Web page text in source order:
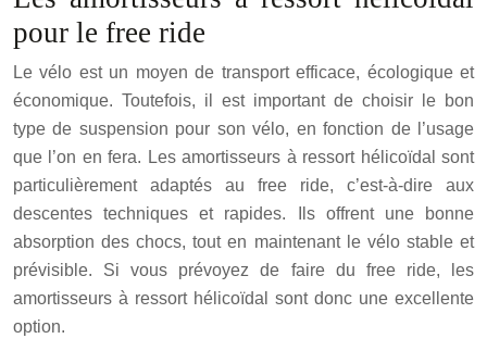
pour le free ride
Le vélo est un moyen de transport efficace, écologique et
économique. Toutefois, il est important de choisir le bon
type de suspension pour son vélo, en fonction de l’usage
que l’on en fera. Les amortisseurs à ressort hélicoïdal sont
particulièrement adaptés au free ride, c’est-à-dire aux
descentes techniques et rapides. Ils offrent une bonne
absorption des chocs, tout en maintenant le vélo stable et
prévisible. Si vous prévoyez de faire du free ride, les
amortisseurs à ressort hélicoïdal sont donc une excellente
option.